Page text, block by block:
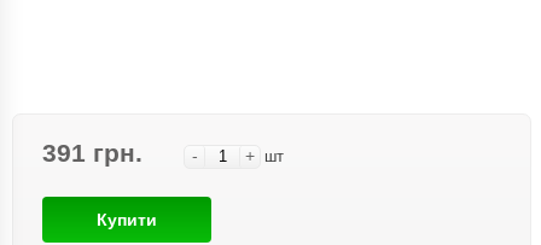
391 грн. - + шт
Купити